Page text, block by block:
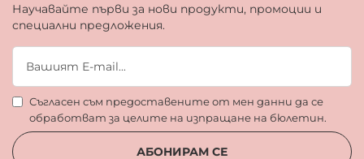
Научавайте първи за нови продукти, промоции и
специални предложения.
Съгласен съм предоставените от мен данни да се
обработват за целите на изпращане на бюлетин.
АБОНИРАМ СЕ